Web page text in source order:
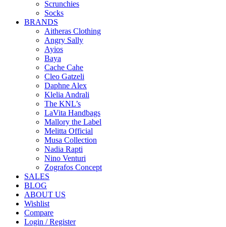
Scrunchies
Socks
BRANDS
Aitheras Clothing
Angry Sally
Ayios
Baya
Cache Cahe
Cleo Gatzeli
Daphne Alex
Klelia Andrali
The KNL’s
LaVita Handbags
Mallory the Label
Melitta Official
Musa Collection
Nadia Rapti
Nino Venturi
Zografos Concept
SALES
BLOG
ABOUT US
Wishlist
Compare
Login / Register